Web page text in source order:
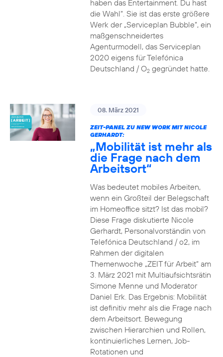
haben das Entertainment. Du hast
die Wahl“. Sie ist das erste größere
Werk der „Serviceplan Bubble“, ein
maßgenschneidertes
Agenturmodell, das Serviceplan
2020 eigens für Telefónica
Deutschland / O2gegründet hatte.
08. März 2021
ZEIT-PANEL ZU NEW WORK MIT NICOLE
GERHARDT:
„Mobilität ist mehr als
die Frage nach dem
Arbeitsort“
Was bedeutet mobiles Arbeiten,
wenn ein Großteil der Belegschaft
im Homeoffice sitzt? Ist das mobil?
Diese Frage diskutierte Nicole
Gerhardt, Personalvorständin von
Telefónica Deutschland / o2, im
Rahmen der digitalen
Themenwoche „ZEIT für Arbeit“ am
3. März 2021 mit Multiaufsichtsrätin
Simone Menne und Moderator
Daniel Erk. Das Ergebnis: Mobilität
ist definitiv mehr als die Frage nach
dem Arbeitsort. Bewegung
zwischen Hierarchien und Rollen,
kontinuierliches Lernen, Job-
Rotationen und